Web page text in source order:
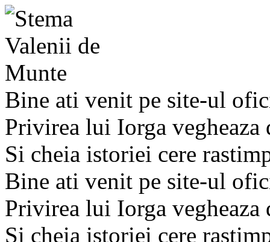
Bine ati venit pe site-ul
Privirea lui Iorga
Si cheia istoriei cere
Bine ati venit pe site-ul
Privirea lui Iorga
Si cheia istoriei cere